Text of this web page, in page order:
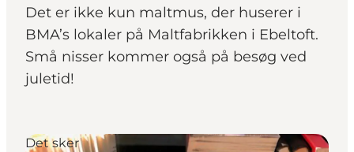
Transport
Det er ikke kun maltmus, der huserer i
BMA’s lokaler på Maltfabrikken i Ebeltoft.
Små nisser kommer også på besøg ved
juletid!
Det sker